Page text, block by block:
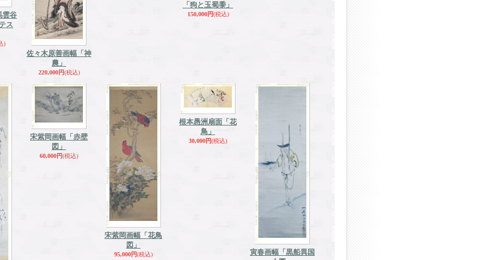
雲谷
ス
)
佐々木原善画幅「神
農」
220,000円(税込)
「狗と玉蜀黍」
150,000円(税込)
宋紫岡画幅「赤壁
図」
60,000円(税込)
宋紫岡画幅「花鳥
図」
95,000円(税込)
根本愚洲扇面「花
鳥」
30,000円(税込)
寅春画幅「黒船異国